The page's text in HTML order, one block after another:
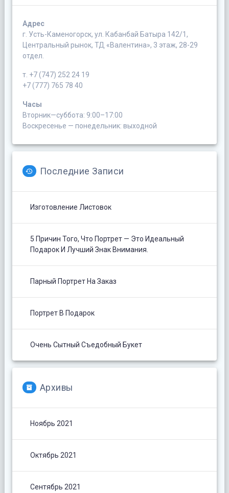
Адрес
г. Усть-Каменогорск, ул. Кабанбай Батыра 142/1,
Центральный рынок, ТД «Валентина», 3 этаж, 28-29
отдел.
т. +7 (747) 252 24 19
+7 (777) 765 78 40
Часы
Вторник—суббота: 9:00–17:00
Воскресенье — понедельник: выходной
Последние Записи
Изготовление Листовок
5 Причин Того, Что Портрет — Это Идеальный
Подарок И Лучший Знак Внимания.
Парный Портрет На Заказ
Портрет В Подарок
Очень Сытный Съедобный Букет
Архивы
Ноябрь 2021
Октябрь 2021
Сентябрь 2021